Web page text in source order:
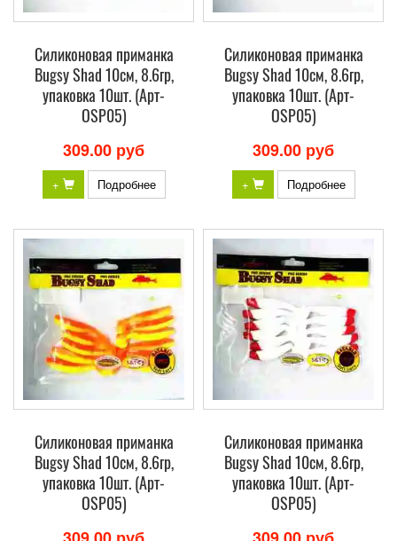
Силиконовая приманка
Bugsy Shad 10см, 8.6гр,
упаковка 10шт. (Арт-
OSP05)
309.00 руб
+ Подробнее
Силиконовая приманка
Bugsy Shad 10см, 8.6гр,
упаковка 10шт. (Арт-
OSP05)
309.00 руб
+ Подробнее
Силиконовая приманка
Bugsy Shad 10см, 8.6гр,
упаковка 10шт. (Арт-
OSP05)
Силиконовая приманка
Bugsy Shad 10см, 8.6гр,
упаковка 10шт. (Арт-
OSP05)